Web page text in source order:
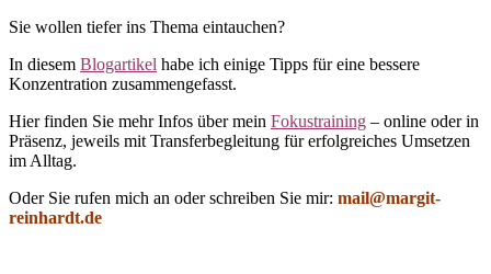
Sie wollen tiefer ins Thema eintauchen?
In diesem Blogartikel habe ich einige Tipps für eine bessere
Konzentration zusammengefasst.
Hier finden Sie mehr Infos über mein Fokustraining – online oder in
Präsenz, jeweils mit Transferbegleitung für erfolgreiches Umsetzen
im Alltag.
Oder Sie rufen mich an oder schreiben Sie mir: mail@margit-
reinhardt.de